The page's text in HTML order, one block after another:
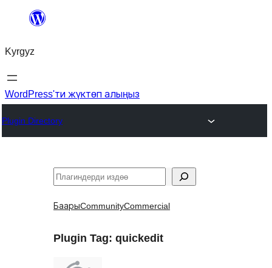
Мазмунга
Kyrgyz
WordPress'ти жүктөп алыңыз
Plugin Directory
Издөө
БаарыCommunityCommercial
Plugin Tag: quickedit